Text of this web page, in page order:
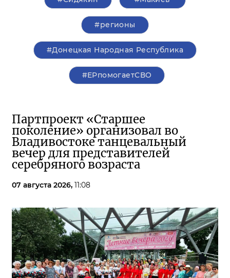
#регионы
#Донецкая Народная Республика
#ЕРпомогаетСВО
Партпроект «Старшее
поколение» организовал во
Владивостоке танцевальный
вечер для представителей
серебряного возраста
07 августа 2026, 11:08